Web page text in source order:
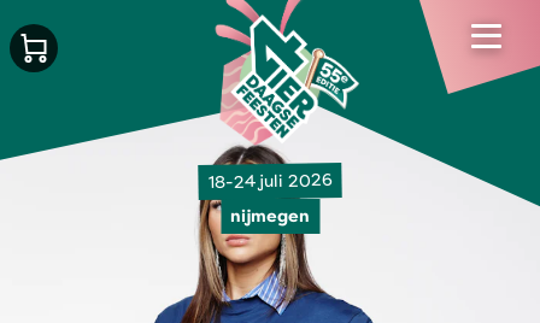
18-24 juli 2026
nijmegen